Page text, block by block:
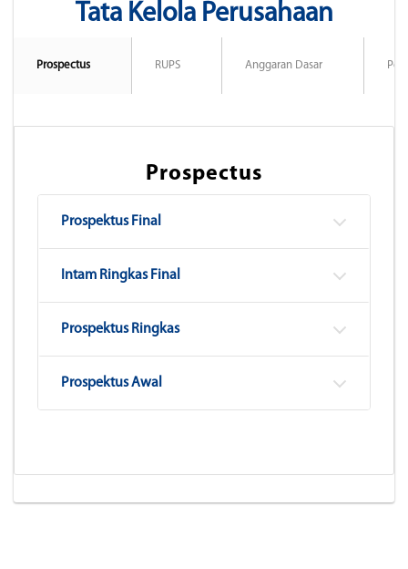
Tata Kelola Perusahaan
Prospectus RUPS Anggaran Dasar
Prospectus
Prospektus Final
Intam Ringkas Final
Prospektus Ringkas
Prospektus Awal